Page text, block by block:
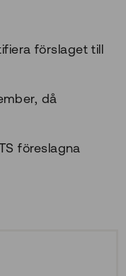
förslaget till
då
föreslagna